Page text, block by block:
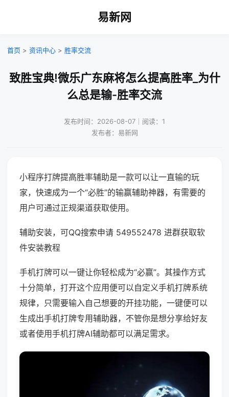
易新网
首页 > 资讯中心 > 胜率交流
致胜宝典!微乐广东麻将怎么提高胜率_为什
么总是输-胜率交流
发布时间：2026-08-07｜阅读：1
发布者：易新网
小程序打牌提高胜率辅助是一款可以让一直输的玩
家，快速成为一个“必胜”的输赢辅助神器，有需要的
用户可通过正规渠道获取使用。
辅助安装，可QQ搜索申请 549552478 进群获取软
件安装教程
手机打牌可以一键让你轻松成为“必赢”。其操作方式
十分简单，打开这个应用便可以自定义手机打牌系统
规律，只需要输入自己想要的开挂功能，一键便可以
生成出手机打牌专用辅助器，不管你是想分享给好友
或者使用手机打牌AI辅助都可以满足需求。